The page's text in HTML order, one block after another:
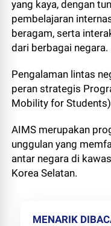
yang kaya, dengan
pembelajaran
beragam, serta
dari berbagai negara.
Pengalaman lintas
peran strategis
Mobility for
AIMS merupakan
unggulan yang
antar negara di
Korea Selatan.
MENARIK